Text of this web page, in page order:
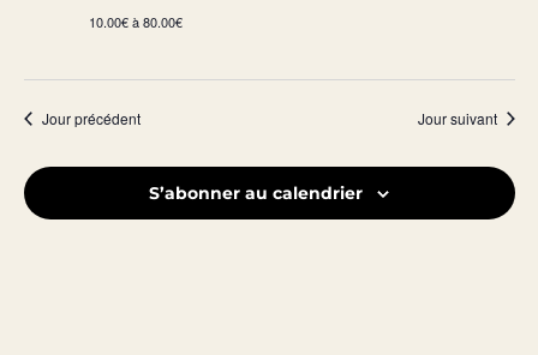
10.00€ à 80.00€
Jour précédent Jour suivant
S’abonner au calendrier